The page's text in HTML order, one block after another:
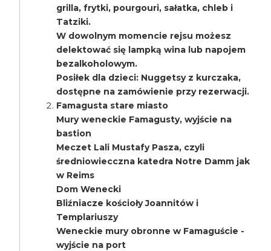
grilla, frytki, pourgouri, sałatka, chleb i
Tatziki.
W dowolnym momencie rejsu możesz
delektować się lampką wina lub napojem
bezalkoholowym.
Posiłek dla dzieci: Nuggetsy z kurczaka,
dostępne na zamówienie przy rezerwacji.
Famagusta stare miasto
Mury weneckie Famagusty, wyjście na
bastion
Meczet Lali Mustafy Pasza, czyli
średniowiecczna katedra Notre Damm jak
w Reims
Dom Wenecki
Bliźniacze kościoły Joannitów i
Templariuszy
Weneckie mury obronne w Famaguście -
wyjście na port